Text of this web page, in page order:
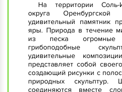
На территории Соль-
округа Оренбургской
удивительный памятник
яры. Природа в течение
из песка огромные
грибоподобные
удивительные
представляет собой
создающий рисунки с
природных
соединяются вместе